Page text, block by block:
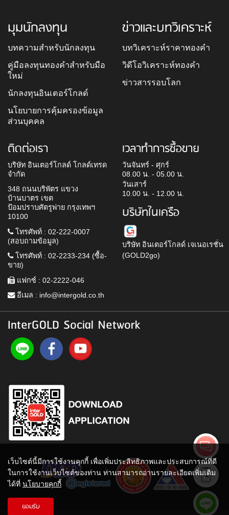
มุมนักลงทุน
บทความสำหรับนักลงทุน
คู่มือลงทุนทองคำสำหรับมือ
ใหม่
นักลงทุนอินเตอร์โกลด์
นโยบายการคุ้มครองข้อมูล
ส่วนบุคคล
ข่าวและบทวิเคราะห์
บทวิเคราะห์ราคาทองคำ
วิดีโอวิเคราะห์ทองคำ
ข่าวสารรอบโลก
ติดต่อเรา
บริษัท อินเตอร์โกลด์ โกลด์เทรด
จำกัด
348 ถนนบริพัตร แขวง
บ้านบาตร เขต
ป้อมปราบศัตรูพ่าย กรุงเทพฯ
10100
โทรศัพท์ : 02-222-0007
(สอบถามข้อมูล)
โทรศัพท์ : 02-2233-234 (ซื้อ-
ขาย)
แฟกซ์ : 02-2222-046
อีเมล : info@intergold.co.th
เวลาทำการซื้อขาย
วันจันทร์ - ศุกร์
08.00 น. - 05.00 น.
วันเสาร์
10.00 น. - 12.00 น.
บริษัทในเครือ
บริษัท อินเตอร์โกลด์ เจเนอเรชั่น
(GOLD2go)
InterGOLD Social Network
เว็บไซต์นี้มีการใช้งานคุกกี้ เพื่อเพิ่มประสิทธิภาพและประสบการณ์ที่ดี
ในการใช้งานเว็บไซต์ของท่าน ท่านสามารถอ่านรายละเอียดเพิ่มเติม
ได้ที่ นโยบายคุกกี้
ยอมรับ